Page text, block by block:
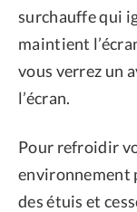
surchauffe qui
maintient
vous verrez un
l’écran.
Pour refroidir
environnement
des étuis et